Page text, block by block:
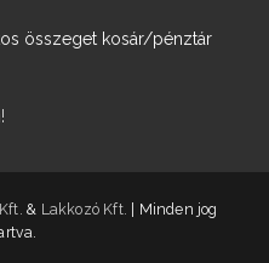
összeget kosár/pénztár
& Lakkozó Kft.
| Minden jog